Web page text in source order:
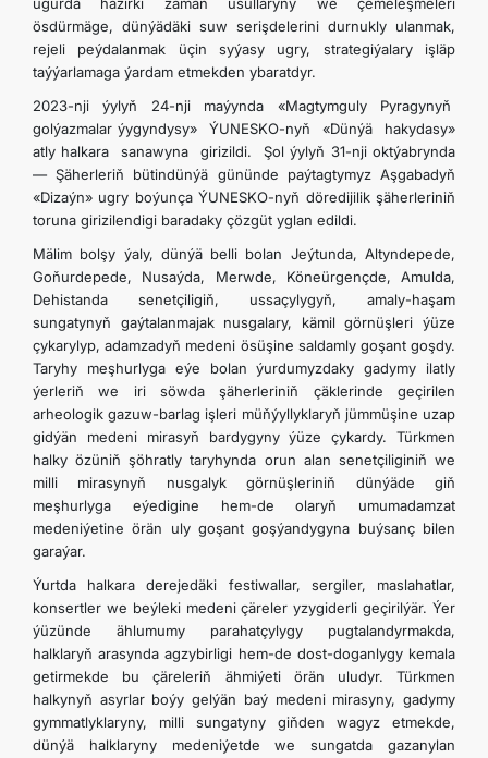
ösdürmäge, dünýädäki suw serişdelerini durnukly ulanmak,
rejeli peýdalanmak üçin syýasy ugry, strategiýalary işläp
taýýarlamaga ýardam etmekden ybaratdyr.
2023-nji ýylyň 24-nji maýynda «Magtymguly Pyragynyň
golýazmalar ýygyndysy» ÝUNESKO-nyň «Dünýä hakydasy»
atly halkara sanawyna girizildi. Şol ýylyň 31-nji oktýabrynda
— Şäherleriň bütindünýä gününde paýtagtymyz Aşgabadyň
«Dizaýn» ugry boýunça ÝUNESKO-nyň döredijilik şäherleriniň
toruna girizilendigi baradaky çözgüt yglan edildi.
Mälim bolşy ýaly, dünýä belli bolan Jeýtunda, Altyndepede,
Goňurdepede, Nusaýda, Merwde, Köneürgençde, Amulda,
Dehistanda senetçiligiň, ussaçylygyň, amaly-haşam
sungatynyň gaýtalanmajak nusgalary, kämil görnüşleri ýüze
çykarylyp, adamzadyň medeni ösüşine saldamly goşant goşdy.
Taryhy meşhurlyga eýe bolan ýurdumyzdaky gadymy ilatly
ýerleriň we iri söwda şäherleriniň çäklerinde geçirilen
arheologik gazuw-barlag işleri müňýyllyklaryň jümmüşine uzap
gidýän medeni mirasyň bardygyny ýüze çykardy. Türkmen
halky özüniň şöhratly taryhynda orun alan senetçiliginiň we
milli mirasynyň nusgalyk görnüşleriniň dünýäde giň
meşhurlyga eýedigine hem-de olaryň umumadamzat
medeniýetine örän uly goşant goşýandygyna buýsanç bilen
garaýar.
Ýurtda halkara derejedäki festiwallar, sergiler, maslahatlar,
konsertler we beýleki medeni çäreler yzygiderli geçirilýär. Ýer
ýüzünde ählumumy parahatçylygy pugtalandyrmakda,
halklaryň arasynda agzybirligi hem-de dost-doganlygy kemala
getirmekde bu çäreleriň ähmiýeti örän uludyr. Türkmen
halkynyň asyrlar boýy gelýän baý medeni mirasyny, gadymy
gymmatlyklaryny, milli sungatyny giňden wagyz etmekde,
dünýä halklaryny medeniýetde we sungatda gazanylan